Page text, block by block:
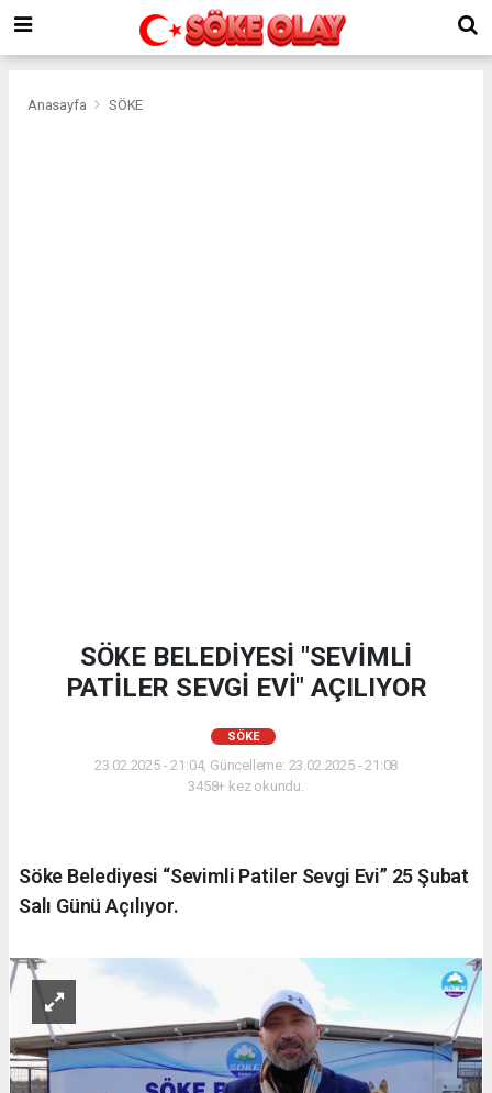
Anasayfa SÖKE
SÖKE BELEDİYESİ "SEVİMLİ
PATİLER SEVGİ EVİ" AÇILIYOR
SÖKE
23.02.2025 - 21:04, Güncelleme: 23.02.2025 - 21:08
3458+ kez okundu.
Söke Belediyesi “Sevimli Patiler Sevgi Evi” 25 Şubat
Salı Günü Açılıyor.